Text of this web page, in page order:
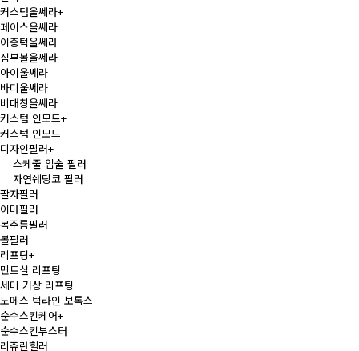
커스텀울쎄라+
페이스울쎄라
이중턱울쎄라
심부볼울쎄라
아이울쎄라
바디울쎄라
비대칭울쎄라
커스텀 인모드+
커스텀 인모드
디자인필러+
스케줄 입술 필러
자연쉐딩코 필러
팔자필러
이마필러
목주름필러
볼필러
리프팅+
민트실 리프팅
세미 거상 리프팅
노메스 턱라인 보톡스
순수스킨케어+
순수스킨부스터
리쥬란힐러